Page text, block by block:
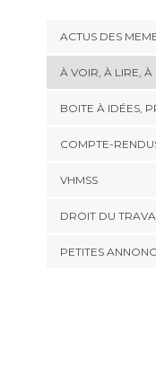
ACTUS DES
À VOIR, À LIRE, À
BOITE À IDÉES,
COMPTE-
VHMSS
DROIT DU
PETITES